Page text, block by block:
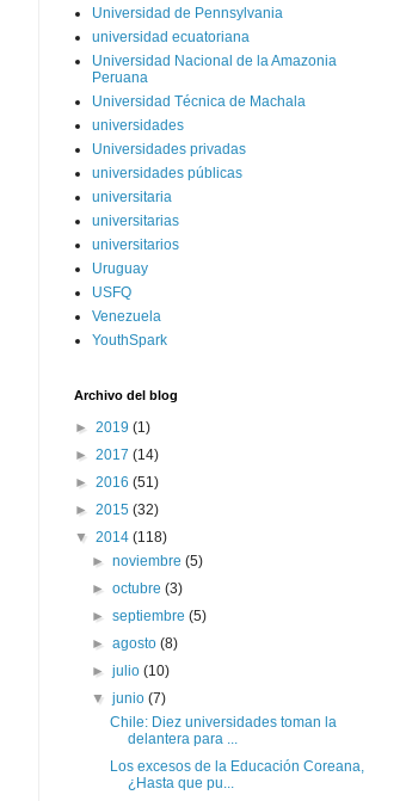
Universidad de Pennsylvania
universidad ecuatoriana
Universidad Nacional de la Amazonia
Peruana
Universidad Técnica de Machala
universidades
Universidades privadas
universidades públicas
universitaria
universitarias
universitarios
Uruguay
USFQ
Venezuela
YouthSpark
Archivo del blog
► 2019 (1)
► 2017 (14)
► 2016 (51)
► 2015 (32)
▼ 2014 (118)
►noviembre(5)
►octubre(3)
►septiembre(5)
►agosto(8)
►julio(10)
▼junio(7)
Chile: Diez universidades toman la
delantera para ...
Los excesos de la Educación Coreana,
¿Hasta que pu...